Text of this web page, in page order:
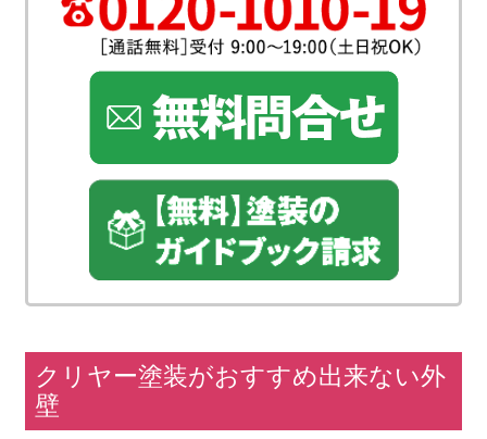
クリヤー塗装がおすすめ出来ない外
壁